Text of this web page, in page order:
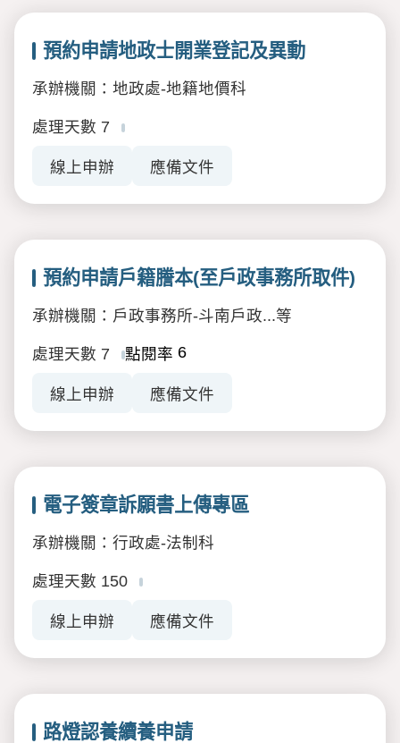
預約申請地政士開業登記及異動
承辦機關：地政處-地籍地價科
處理天數 7
線上申辦 應備文件
預約申請戶籍謄本(至戶政事務所取件)
承辦機關：戶政事務所-斗南戶政...等
處理天數 7 點閱率 6
線上申辦 應備文件
電子簽章訴願書上傳專區
承辦機關：行政處-法制科
處理天數 150
線上申辦 應備文件
路燈認養續養申請